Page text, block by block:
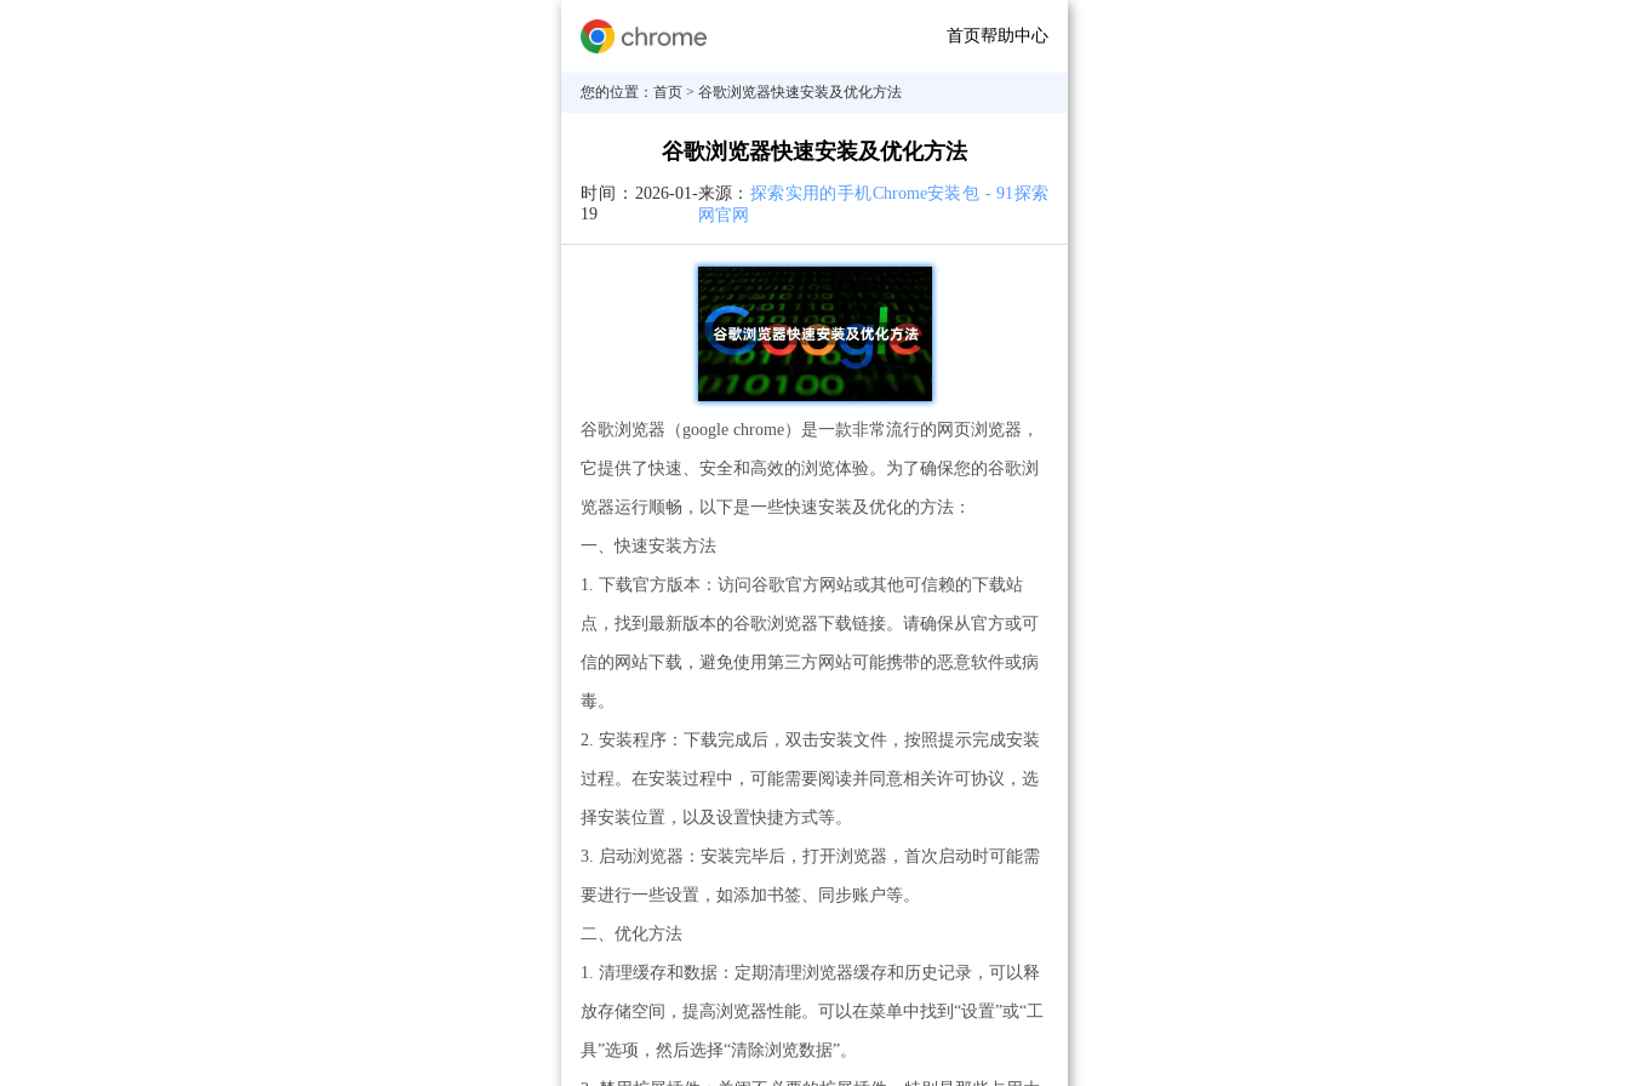
首页帮助中心
您的位置： 首页 > 谷歌浏览器快速安装及优化方法
谷歌浏览器快速安装及优化方法
时间： 2026-01-
19
来源： 探索实用的手机Chrome安装包 - 91探索
网官网
谷歌浏览器（google chrome）是一款非常流行的网页浏览器，
它提供了快速、安全和高效的浏览体验。为了确保您的谷歌浏
览器运行顺畅，以下是一些快速安装及优化的方法：
一、快速安装方法
1. 下载官方版本：访问谷歌官方网站或其他可信赖的下载站
点，找到最新版本的谷歌浏览器下载链接。请确保从官方或可
信的网站下载，避免使用第三方网站可能携带的恶意软件或病
毒。
2. 安装程序：下载完成后，双击安装文件，按照提示完成安装
过程。在安装过程中，可能需要阅读并同意相关许可协议，选
择安装位置，以及设置快捷方式等。
3. 启动浏览器：安装完毕后，打开浏览器，首次启动时可能需
要进行一些设置，如添加书签、同步账户等。
二、优化方法
1. 清理缓存和数据：定期清理浏览器缓存和历史记录，可以释
放存储空间，提高浏览器性能。可以在菜单中找到“设置”或“工
具”选项，然后选择“清除浏览数据”。